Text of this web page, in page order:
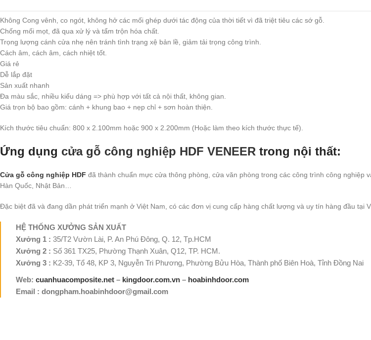
Không Cong vênh, co ngót, không hở các mối ghép dưới tác động của thời tiết vì đã triệt tiêu các sớ gỗ.
Chống mối mọt, đã qua xử lý và tẩm trộn hóa chất.
Trọng lượng cánh cửa nhẹ nên tránh tình trạng xệ bản lề, giảm tải trọng công trình.
Cách âm, cách âm, cách nhiệt tốt.
Giá rẻ
Dễ lắp đặt
Sản xuất nhanh
Đa màu sắc, nhiều kiểu dáng => phù hợp với tất cả nội thất, không gian.
Giá trọn bộ bao gồm: cánh + khung bao + nẹp chỉ + sơn hoàn thiện.
Kích thước tiêu chuẩn: 800 x 2.100mm hoặc 900 x 2.200mm (Hoặc làm theo kích thước thực tế).
Ứng dụng cửa gỗ công nghiệp HDF VENEER trong nội thất:
Cửa gỗ công nghiệp HDF đã thành chuẩn mực cửa thông phòng, cửa văn phòng trong các công trình công
Hàn Quốc, Nhật Bản…
Đặc biệt đã và đang dần phát triển mạnh ở Việt Nam, có các đơn vị cung cấp hàng chất lượng và uy tín hàng đầu tại
HỆ THỐNG XƯỞNG SẢN XUẤT
Xưởng 1 : 35/T2 Vườn Lài, P. An Phú Đông, Q. 12, Tp.HCM
Xưởng 2 : Số 361 TX25, Phường Thạnh Xuân, Q12, TP. HCM.
Xưởng 3 : K2-39, Tổ 48, KP 3, Nguyễn Tri Phương, Phường Bửu Hòa, Thành phố Biên Hoà, Tỉnh Đồng Nai
Web: cuanhuacomposite.net – kingdoor.com.vn – hoabinhdoor.com
Email : dongpham.hoabinhdoor@gmail.com